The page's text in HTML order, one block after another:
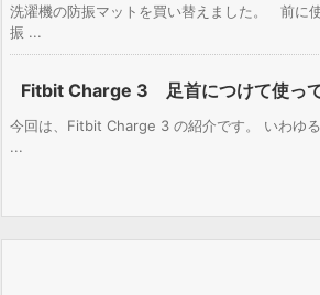
洗濯機の防振マットを買い替えました。 前に
振 ...
Fitbit Charge 3 足首につけて使っ
今回は、Fitbit Charge 3 の紹介です。 いわゆ
...